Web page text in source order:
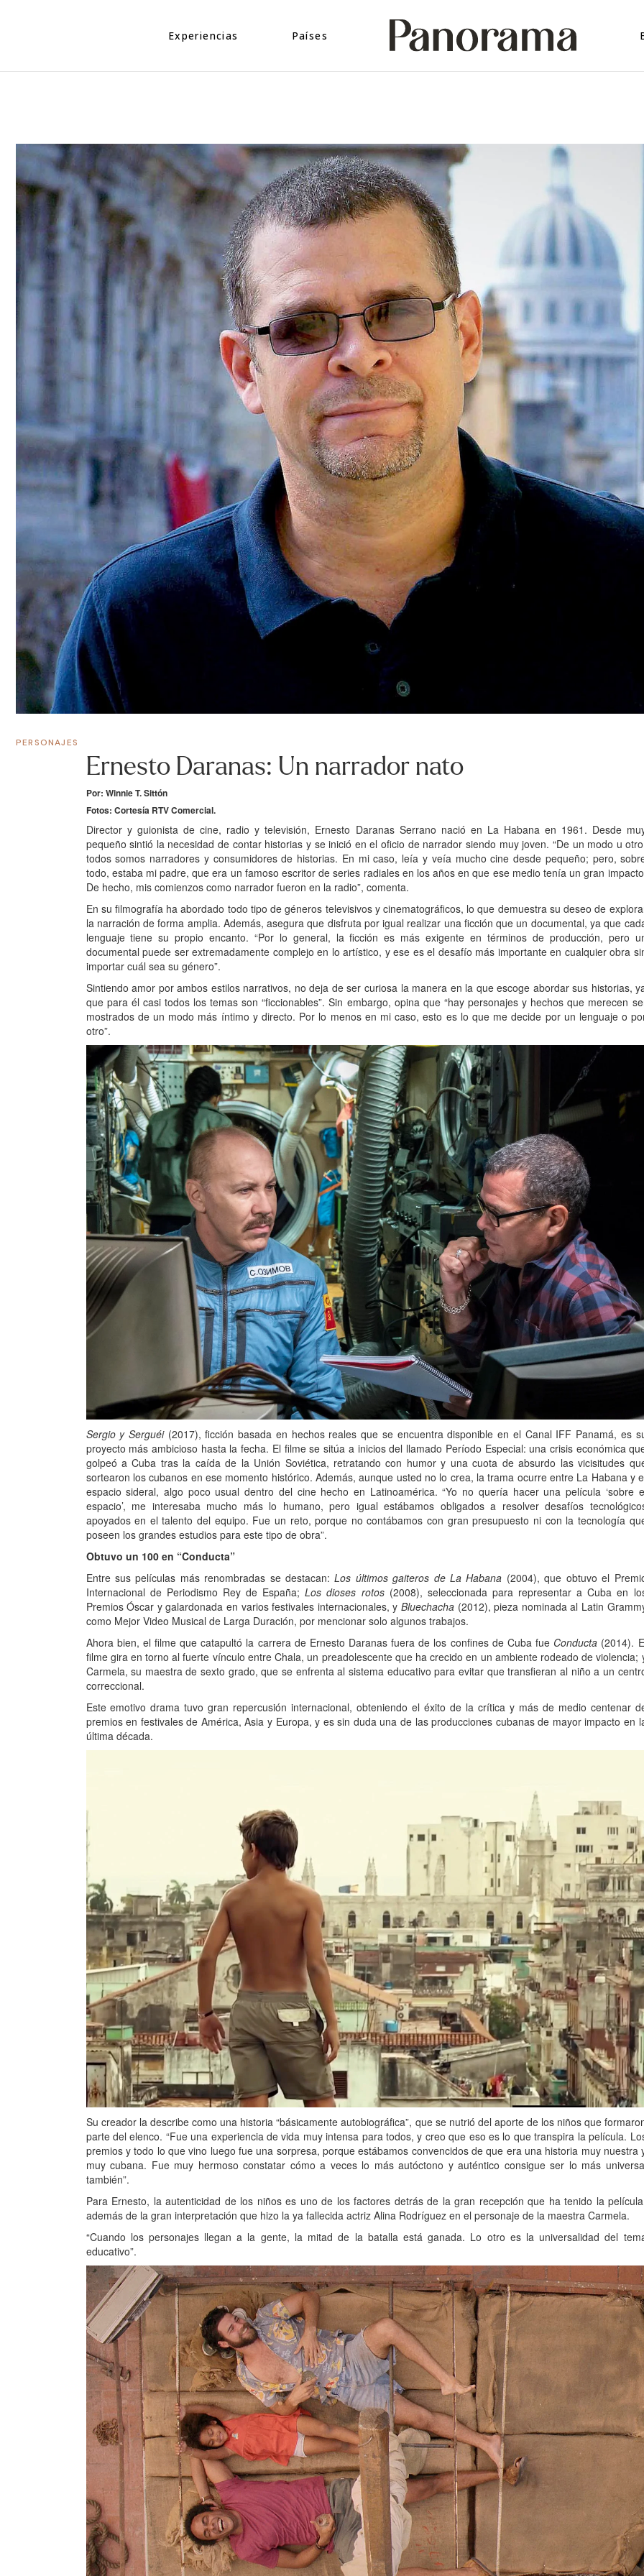
Experiencias
Naturaleza
Urbano
Cultura
Países
Norteamérica
Suramérica
Personajes
Centroamérica
PERSONAJES
Ernesto Daranas: Un narrador nato
Por: Winnie T. Sittón
Fotos: Cortesía RTV Comercial.
Director y guionista de cine, radio y televisión, Ernesto Daranas Serrano nació en La Habana en 1961. Desde
pequeño sintió la necesidad de contar historias y se inició en el oficio de narrador siendo muy joven. “De un modo u
todos somos narradores y consumidores de historias. En mi caso, leía y veía mucho cine desde pequeño; pero,
todo, estaba mi padre, que era un famoso escritor de series radiales en los años en que ese medio tenía un gran
De hecho, mis comienzos como narrador fueron en la radio”, comenta.
En su filmografía ha abordado todo tipo de géneros televisivos y cinematográficos, lo que demuestra su deseo de
la narración de forma amplia. Además, asegura que disfruta por igual realizar una ficción que un documental, ya que
lenguaje tiene su propio encanto. “Por lo general, la ficción es más exigente en términos de producción, pero
documental puede ser extremadamente complejo en lo artístico, y ese es el desafío más importante en cualquier obra
importar cuál sea su género”.
Sintiendo amor por ambos estilos narrativos, no deja de ser curiosa la manera en la que escoge abordar sus historias,
que para él casi todos los temas son “ficcionables”. Sin embargo, opina que “hay personajes y hechos que merecen
mostrados de un modo más íntimo y directo. Por lo menos en mi caso, esto es lo que me decide por un lenguaje o
otro”.
Sergio y Serguéi(2017), ficción basada en hechos reales que se encuentra disponible en el Canal IFF Panamá, es
proyecto más ambicioso hasta la fecha. El filme se sitúa a inicios del llamado Período Especial: una crisis económica
golpeó a Cuba tras la caída de la Unión Soviética, retratando con humor y una cuota de absurdo las vicisitudes
sortearon los cubanos en ese momento histórico. Además, aunque usted no lo crea, la trama ocurre entre La Habana y
espacio sideral, algo poco usual dentro del cine hecho en Latinoamérica. “Yo no quería hacer una película ‘sobre
espacio’, me interesaba mucho más lo humano, pero igual estábamos obligados a resolver desafíos
apoyados en el talento del equipo. Fue un reto, porque no contábamos con gran presupuesto ni con la tecnología
poseen los grandes estudios para este tipo de obra”.
Obtuvo un 100 en “Conducta”
Entre sus películas más renombradas se destacan:Los últimos gaiteros de La Habana (2004), que obtuvo el
Internacional de Periodismo Rey de España;Los dioses rotos(2008), seleccionada para representar a Cuba en
Premios Óscar y galardonada en varios festivales internacionales, y Bluechacha(2012), pieza nominada al Latin
como Mejor Video Musical de Larga Duración, por mencionar solo algunos trabajos.
Ahora bien, el filme que catapultó la carrera de Ernesto Daranas fuera de los confines de Cuba fue Conducta (2014).
filme gira en torno al fuerte vínculo entre Chala, un preadolescente que ha crecido en un ambiente rodeado de violencia;
Carmela, su maestra de sexto grado, que se enfrenta al sistema educativo para evitar que transfieran al niño a un
correccional.
Este emotivo drama tuvo gran repercusión internacional, obteniendo el éxito de la crítica y más de medio centenar
premios en festivales de América, Asia y Europa, y es sin duda una de las producciones cubanas de mayor impacto en
última década.
Su creador la describe como una historia “básicamente autobiográfica”, que se nutrió del aporte de los niños que
parte del elenco. “Fue una experiencia de vida muy intensa para todos, y creo que eso es lo que transpira la película.
premios y todo lo que vino luego fue una sorpresa, porque estábamos convencidos de que era una historia muy nuestra
muy cubana. Fue muy hermoso constatar cómo a veces lo más autóctono y auténtico consigue ser lo más
también”.
Para Ernesto, la autenticidad de los niños es uno de los factores detrás de la gran recepción que ha tenido la
además de la gran interpretación que hizo la ya fallecida actriz Alina Rodríguez en el personaje de la maestra Carmela.
“Cuando los personajes llegan a la gente, la mitad de la batalla está ganada. Lo otro es la universalidad del
educativo”.